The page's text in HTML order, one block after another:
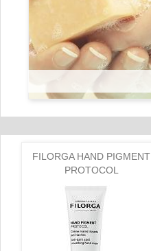
FILORGA HAND PIGMENT
PROTOCOL